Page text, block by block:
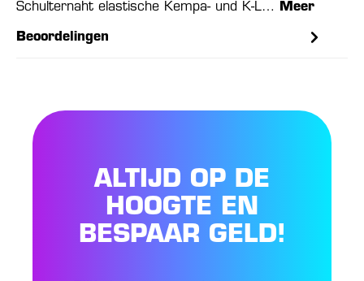
Schulternaht elastische Kempa- und K-L…
Meer
Beoordelingen
ALTIJD OP DE
HOOGTE EN
BESPAAR GELD!